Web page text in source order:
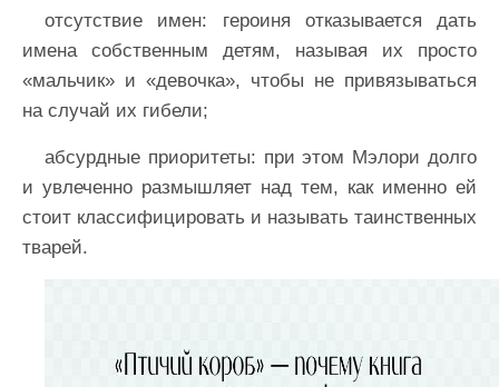
отсутствие имен: героиня отказывается дать
имена собственным детям, называя их просто
«мальчик» и «девочка», чтобы не привязываться
на случай их гибели;
абсурдные приоритеты: при этом Мэлори долго
и увлеченно размышляет над тем, как именно ей
стоит классифицировать и называть таинственных
тварей.